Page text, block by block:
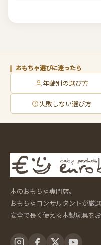
おもちゃ選びに迷ったら
年齢別の選び方
失敗しない選び方
木のおもちゃ専門店。
おもちゃコンサルタントが厳
安全で長く使える木製玩具をお